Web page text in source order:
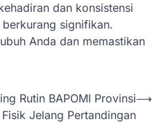
dan konsistensi
signifikan.
Anda dan memastikan
Rutin BAPOMI Provinsi
Jelang Pertandingan
⟶